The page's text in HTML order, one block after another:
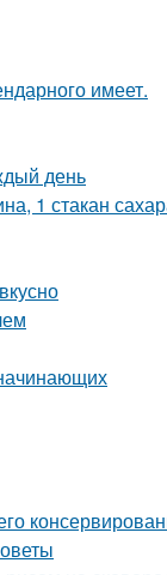
имеет.
день
1 стакан